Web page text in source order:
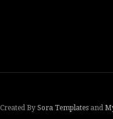
Created By Sora Templates and